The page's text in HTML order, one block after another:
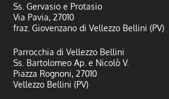
Ss. Gervasio e Protasio
Via Pavia, 27010
fraz. Giovenzano di Vellezzo Bellini (PV)
Parrocchia di Vellezzo Bellini
Ss. Bartolomeo Ap. e Nicolò V.
Piazza Rognoni, 27010
Vellezzo Bellini (PV)